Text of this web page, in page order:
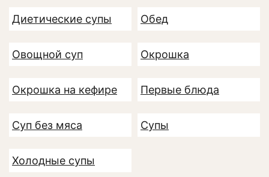
Диетические супы Обед
Овощной суп Окрошка
Окрошка на кефире Первые блюда
Суп без мяса Супы
Холодные супы